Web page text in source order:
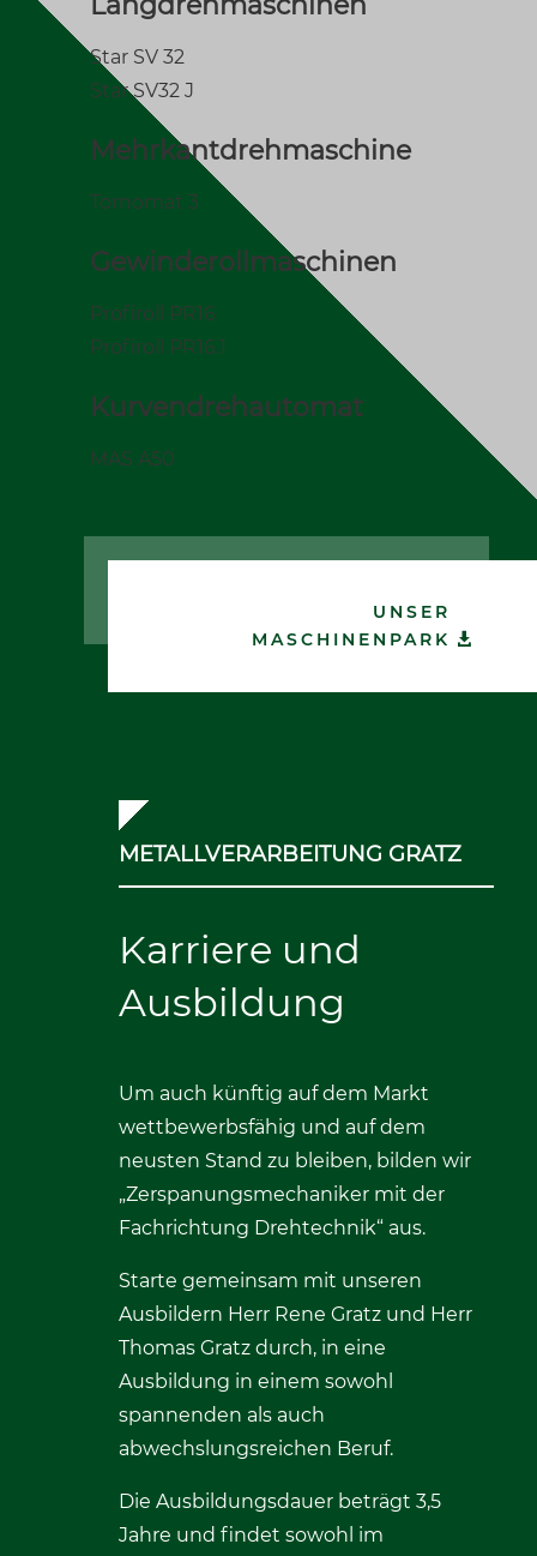
Star SV 32
Star SV32 J
Mehrkantdrehmaschine
Tornomat 3
Gewinderollmaschinen
Profiroll PR16
Profiroll PR16.1
Kurvendrehautomat
MAS A50
UNSER
MASCHINENPARK
METALLVERARBEITUNG GRATZ
Karriere und
Ausbildung
Um auch künftig auf dem Markt
wettbewerbsfähig und auf dem
neusten Stand zu bleiben, bilden wir
„Zerspanungsmechaniker mit der
Fachrichtung Drehtechnik“ aus.
Starte gemeinsam mit unseren
Ausbildern Herr Rene Gratz und Herr
Thomas Gratz durch, in eine
Ausbildung in einem sowohl
spannenden als auch
abwechslungsreichen Beruf.
Die Ausbildungsdauer beträgt 3,5
Jahre und findet sowohl im